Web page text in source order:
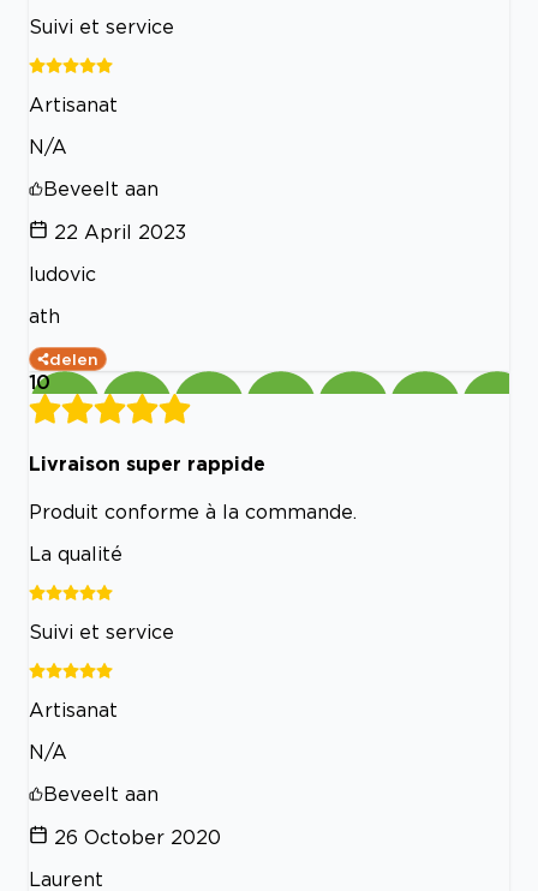
Suivi et service
Artisanat
N/A
Beveelt aan
22 April 2023
ludovic
ath
delen
10
Livraison super rappide
Produit conforme à la commande.
La qualité
Suivi et service
Artisanat
N/A
Beveelt aan
26 October 2020
Laurent